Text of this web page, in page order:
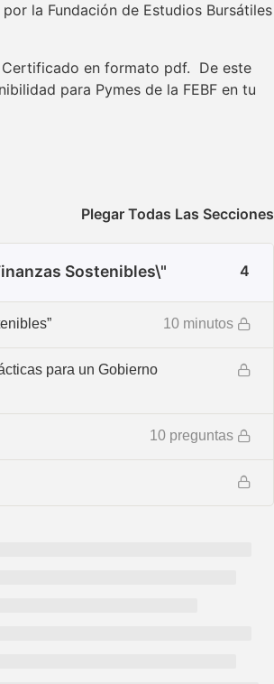
la Fundación de Estudios Bursátiles
Certificado en formato pdf. De este
para Pymes de la FEBF en tu
Plegar Todas Las Secciones
Sostenibles\" 4
10 minutos
para un Gobierno
10 preguntas